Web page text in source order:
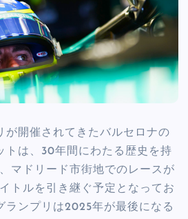
が開催されてきたバルセロナの
トは、30年間にわたる歴史を持
マドリード市街地でのレースが
トルを引き継ぐ予定となってお
ランプリは2025年が最後になる